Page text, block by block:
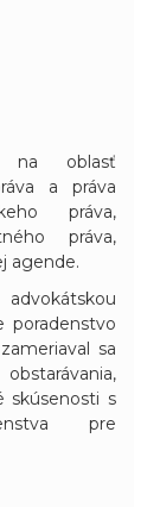
na oblasť
a práva
práva,
práva,
agende.
poradenstvo
sa
skúsenosti s
pre